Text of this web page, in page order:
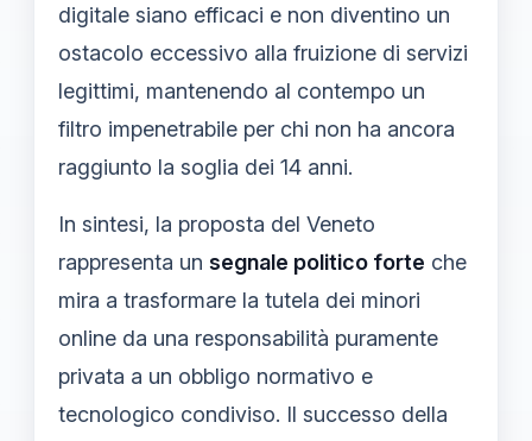
digitale siano efficaci e non diventino un
ostacolo eccessivo alla fruizione di servizi
legittimi, mantenendo al contempo un
filtro impenetrabile per chi non ha ancora
raggiunto la soglia dei 14 anni.
In sintesi, la proposta del Veneto
rappresenta un segnale politico forte che
mira a trasformare la tutela dei minori
online da una responsabilità puramente
privata a un obbligo normativo e
tecnologico condiviso. Il successo della